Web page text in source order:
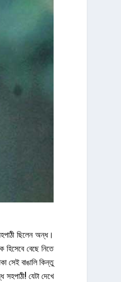
ছিলেন অন্ধ।
বেছে নিতে
সেই বাঙালি কিন্তু
যেটা দেখে